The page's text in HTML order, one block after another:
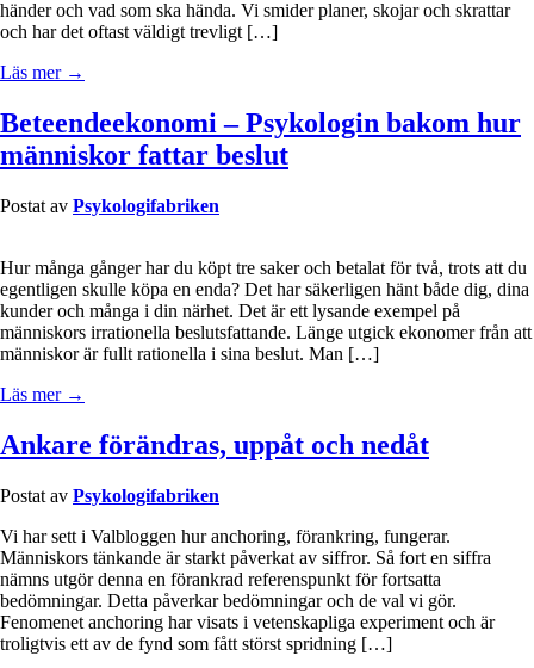
händer och vad som ska hända. Vi smider planer, skojar och skrattar
och har det oftast väldigt trevligt […]
Läs mer →
Beteendeekonomi – Psykologin bakom hur
människor fattar beslut
Postat av Psykologifabriken
Hur många gånger har du köpt tre saker och betalat för två, trots att du
egentligen skulle köpa en enda? Det har säkerligen hänt både dig, dina
kunder och många i din närhet. Det är ett lysande exempel på
människors irrationella beslutsfattande. Länge utgick ekonomer från att
människor är fullt rationella i sina beslut. Man […]
Läs mer →
Ankare förändras, uppåt och nedåt
Postat av Psykologifabriken
Vi har sett i Valbloggen hur anchoring, förankring, fungerar.
Människors tänkande är starkt påverkat av siffror. Så fort en siffra
nämns utgör denna en förankrad referenspunkt för fortsatta
bedömningar. Detta påverkar bedömningar och de val vi gör.
Fenomenet anchoring har visats i vetenskapliga experiment och är
troligtvis ett av de fynd som fått störst spridning […]